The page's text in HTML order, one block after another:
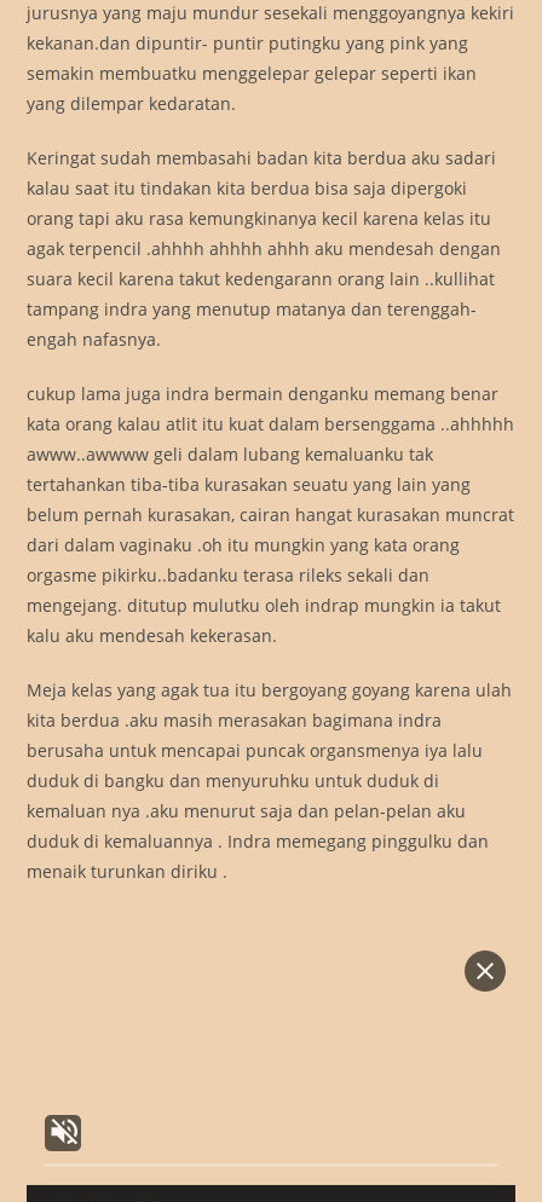
jurusnya yang maju mundur sesekali menggoyangnya kekiri
kekanan.dan dipuntir- puntir putingku yang pink yang
semakin membuatku menggelepar gelepar seperti ikan
yang dilempar kedaratan.
Keringat sudah membasahi badan kita berdua aku sadari
kalau saat itu tindakan kita berdua bisa saja dipergoki
orang tapi aku rasa kemungkinanya kecil karena kelas itu
agak terpencil .ahhhh ahhhh ahhh aku mendesah dengan
suara kecil karena takut kedengarann orang lain ..kullihat
tampang indra yang menutup matanya dan terenggah-
engah nafasnya.
cukup lama juga indra bermain denganku memang benar
kata orang kalau atlit itu kuat dalam bersenggama ..ahhhhh
awww..awwww geli dalam lubang kemaluanku tak
tertahankan tiba-tiba kurasakan seuatu yang lain yang
belum pernah kurasakan, cairan hangat kurasakan muncrat
dari dalam vaginaku .oh itu mungkin yang kata orang
orgasme pikirku..badanku terasa rileks sekali dan
mengejang. ditutup mulutku oleh indrap mungkin ia takut
kalu aku mendesah kekerasan.
Meja kelas yang agak tua itu bergoyang goyang karena ulah
kita berdua .aku masih merasakan bagimana indra
berusaha untuk mencapai puncak organsmenya iya lalu
duduk di bangku dan menyuruhku untuk duduk di
kemaluan nya .aku menurut saja dan pelan-pelan aku
duduk di kemaluannya . Indra memegang pinggulku dan
menaik turunkan diriku .